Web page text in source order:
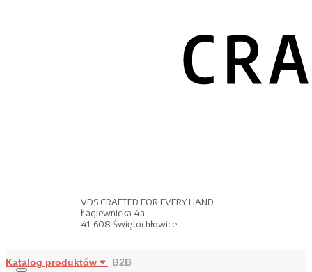
VDS CRAFTED FOR EVERY HAND
Łagiewnicka 4a
41-608 Świętochłowice
Katalog produktów B2B